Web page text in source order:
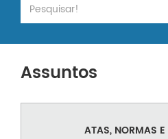
Assuntos
ATAS, NORMAS E